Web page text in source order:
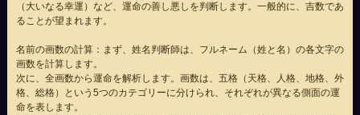
（大いなる幸運）など、運命の善し悪しを判断します。一般的に、吉数であ
ることが望まれます。
名前の画数の計算：まず、姓名判断師は、フルネーム（姓と名）の各文字の
画数を計算します。
次に、全画数から運命を解析します。画数は、五格（天格、人格、地格、外
格、総格）という5つのカテゴリーに分けられ、それぞれが異なる側面の運
命を表します。